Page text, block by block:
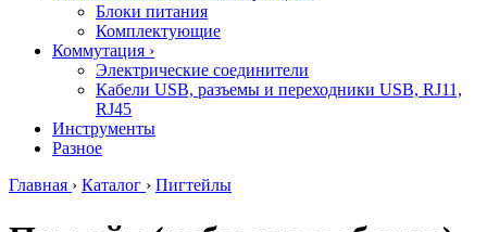
Блоки питания
Комплектующие
Коммутация ›
Электрические соединители
Кабели USB, разъемы и переходники USB, RJ11,
RJ45
Инструменты
Разное
Главная › Каталог › Пигтейлы